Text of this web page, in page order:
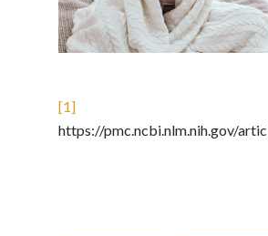
[1]
https://pmc.ncbi.nlm.nih.gov/